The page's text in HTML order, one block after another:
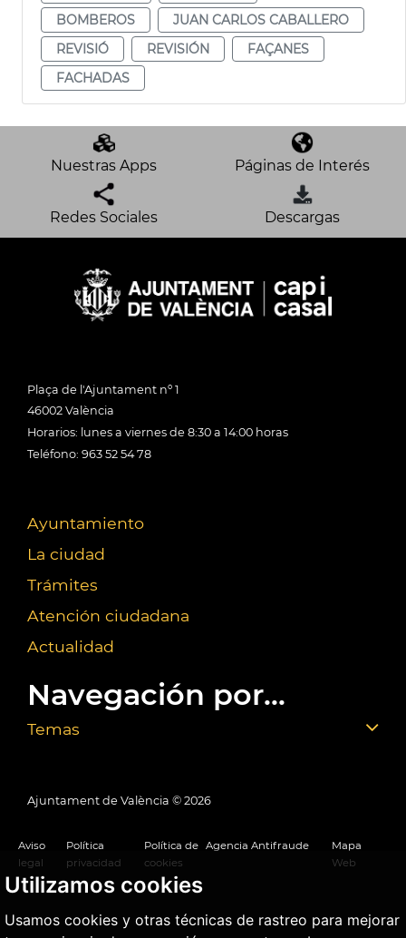
Utilizamos cookies
Usamos cookies y otras técnicas de rastreo para mejorar
BOMBEROS
JUAN CARLOS CABALLERO
REVISIÓ
REVISIÓN
FAÇANES
FACHADAS
Nuestras Apps Páginas de Interés
Redes Sociales Descargas
Plaça de l'Ajuntament nº 1
46002 València
Horarios: lunes a viernes de 8:30 a 14:00 horas
Teléfono: 963 52 54 78
Ayuntamiento
La ciudad
Trámites
Atención ciudadana
Actualidad
Navegación por...
Temas
Ajuntament de València © 2026
Aviso
legal
Política
privacidad
Política de
cookies
Agencia Antifraude
Mapa
Web